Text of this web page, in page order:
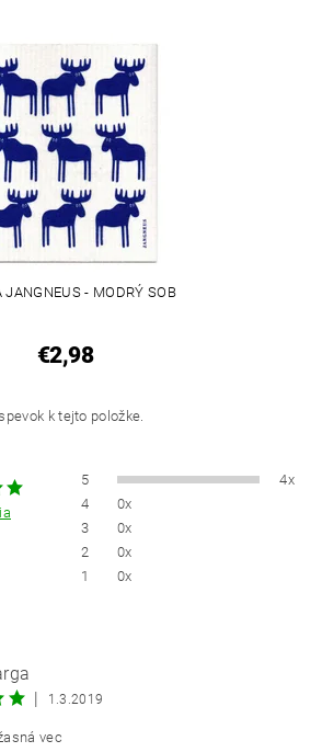
JANGNEUS - MODRÝ SOB
€2,98
k tejto položke.
5
4x
4
0x
3
0x
2
0x
1
0x
|
1.3.2019
vec